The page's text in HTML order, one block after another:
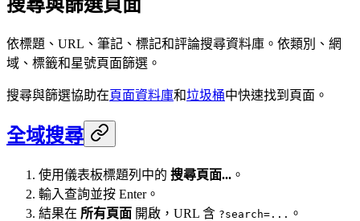
搜尋與篩選頁面
依標題、URL、筆記、標記和評論搜尋資料庫。依類別、網
域、標籤和星號頁面篩選。
搜尋與篩選協助在頁面資料庫和垃圾桶中快速找到頁面。
全域搜尋
使用儀表板標題列中的 搜尋頁面... 。
輸入查詢並按 Enter。
結果在 所有頁面 開啟，URL 含 ?search=... 。